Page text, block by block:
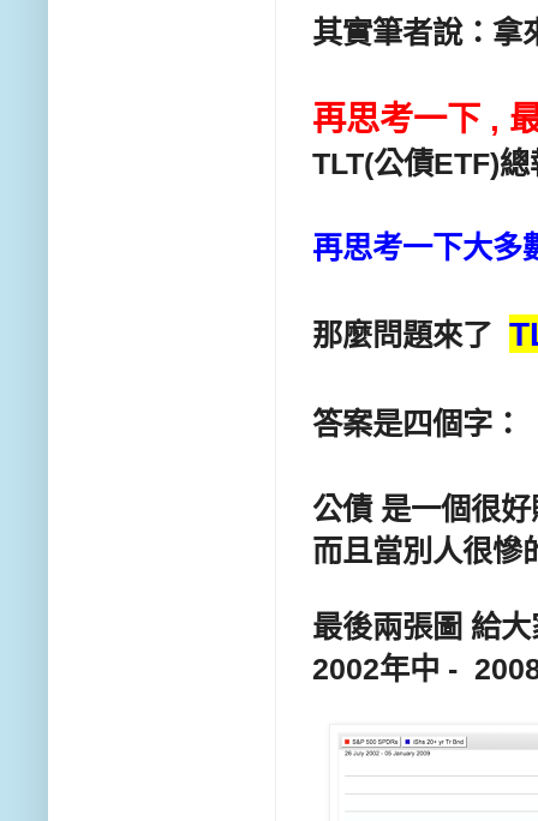
其實筆者說：拿
再思考一下 ,
TLT(公債ETF)
再思考一下大多
那麼問題來了
答案是四個字：
公債 是一個很
而且當別人很慘
最後兩張圖 給
2002年中 -